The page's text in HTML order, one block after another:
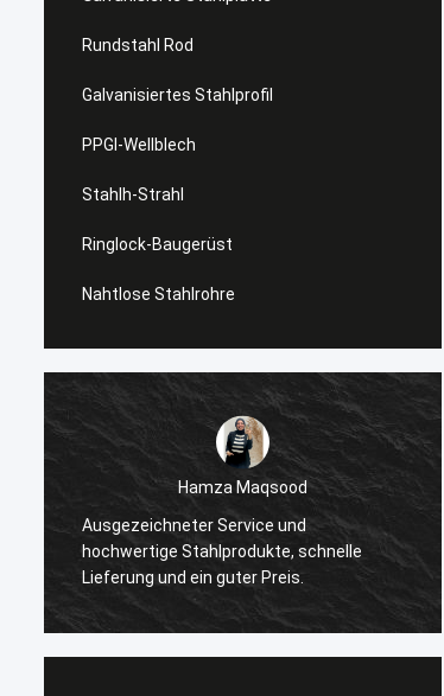
Rundstahl Rod
Galvanisiertes Stahlprofil
PPGI-Wellblech
Stahlh-Strahl
Ringlock-Baugerüst
Nahtlose Stahlrohre
Diana Costa
Ich bin beeindruckt von der Festigkeit und
Veredelung des Stahls, perfekt für unsere
Industrieprojekte, und großartiger
Kundenservice.